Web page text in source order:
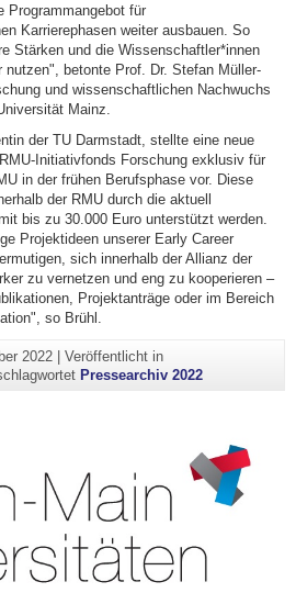
Programmangebot für
Karrierephasen weiter ausbauen. So
Stärken und die Wissenschaftler*innen
nutzen", betonte Prof. Dr. Stefan Müller-
und wissenschaftlichen Nachwuchs
Mainz.
der TU Darmstadt, stellte eine neue
Initiativfonds Forschung exklusiv für
in der frühen Berufsphase vor. Diese
der RMU durch die aktuell
bis zu 30.000 Euro unterstützt werden.
Projektideen unserer Early Career
sich innerhalb der Allianz der
zu vernetzen und eng zu kooperieren –
Projektanträge oder im Bereich
so Brühl.
2022| Veröffentlicht in
Pressearchiv 2022